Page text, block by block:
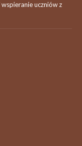
uczniów z